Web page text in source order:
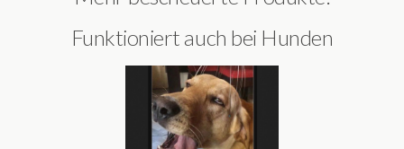
Funktioniert auch bei Hunden